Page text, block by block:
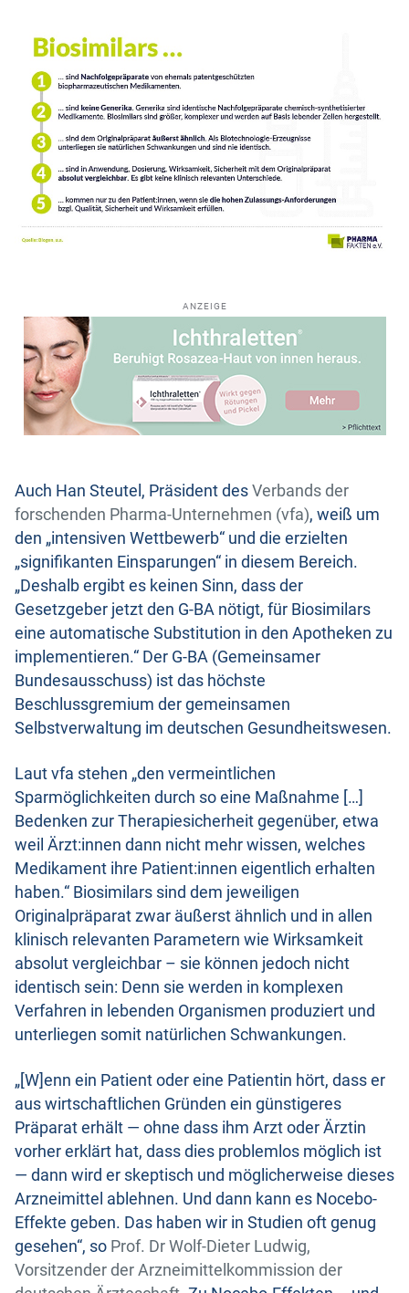
ANZEIGE
Auch Han Steutel, Präsident des Verbands der
forschenden Pharma-Unternehmen (vfa), weiß um
den „intensiven Wettbewerb“ und die erzielten
„signifikanten Einsparungen“ in diesem Bereich.
„Deshalb ergibt es keinen Sinn, dass der
Gesetzgeber jetzt den G-BA nötigt, für Biosimilars
eine automatische Substitution in den Apotheken zu
implementieren.“ Der G-BA (Gemeinsamer
Bundesausschuss) ist das höchste
Beschlussgremium der gemeinsamen
Selbstverwaltung im deutschen Gesundheitswesen.
Laut vfa stehen „den vermeintlichen
Sparmöglichkeiten durch so eine Maßnahme […]
Bedenken zur Therapiesicherheit gegenüber, etwa
weil Ärzt:innen dann nicht mehr wissen, welches
Medikament ihre Patient:innen eigentlich erhalten
haben.“ Biosimilars sind dem jeweiligen
Originalpräparat zwar äußerst ähnlich und in allen
klinisch relevanten Parametern wie Wirksamkeit
absolut vergleichbar – sie können jedoch nicht
identisch sein: Denn sie werden in komplexen
Verfahren in lebenden Organismen produziert und
unterliegen somit natürlichen Schwankungen.
„[W]enn ein Patient oder eine Patientin hört, dass er
aus wirtschaftlichen Gründen ein günstigeres
Präparat erhält — ohne dass ihm Arzt oder Ärztin
vorher erklärt hat, dass dies problemlos möglich ist
— dann wird er skeptisch und möglicherweise dieses
Arzneimittel ablehnen. Und dann kann es Nocebo-
Effekte geben. Das haben wir in Studien oft genug
gesehen“, so Prof. Dr Wolf-Dieter Ludwig,
Vorsitzender der Arzneimittelkommission der